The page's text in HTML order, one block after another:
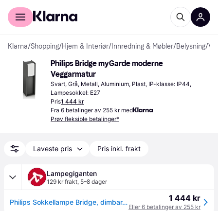
For kunder
Klarna/Shopping/Hjem & Interiør/ Innredning & Møbler/Belysning/
Philips Bridge myGarde moderne
Veggarmatur
Svart, Grå, Metall, Aluminium, Plast, IP-klasse: IP44,
Lampesokkel: E27
Pris1 444 kr
Fra 6 betalinger av 255 kr med
Prøv fleksible betalinger*
Laveste pris Pris inkl. frakt
Lampegiganten
129 kr frakt, 5–8 dager
Philips Sokkellampe Bridge, dimbar, Sort, Aluminium, Moderne 1 444 kr
Eller 6 betalinger av 255 kr